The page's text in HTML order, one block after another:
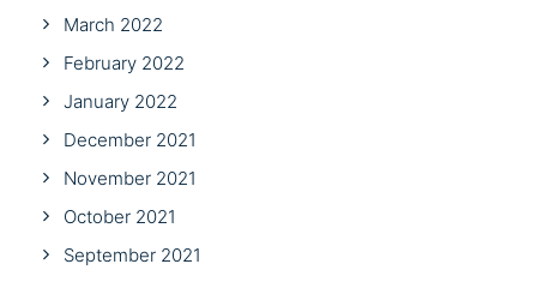
March 2022
February 2022
January 2022
December 2021
November 2021
October 2021
September 2021